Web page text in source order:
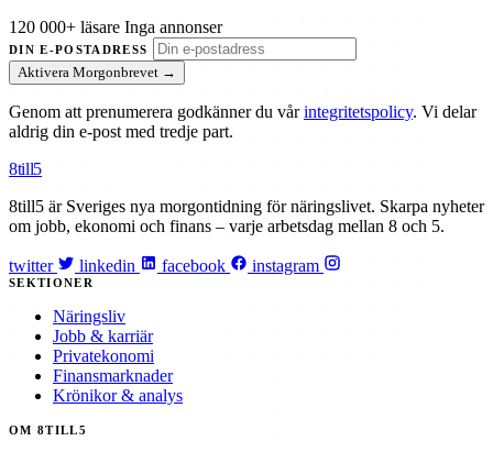
120 000+ läsare Inga annonser
DIN E-POSTADRESS
Aktivera Morgonbrevet →
Genom att prenumerera godkänner du vårintegritetspolicy. Vi delar
aldrig din e-post med tredje part.
8till5
8till5 är Sveriges nya morgontidning för näringslivet. Skarpa nyheter
om jobb, ekonomi och finans – varje arbetsdag mellan 8 och 5.
twitter linkedin facebook instagram
SEKTIONER
Näringsliv
Jobb & karriär
Privatekonomi
Finansmarknader
Krönikor & analys
OM 8TILL5